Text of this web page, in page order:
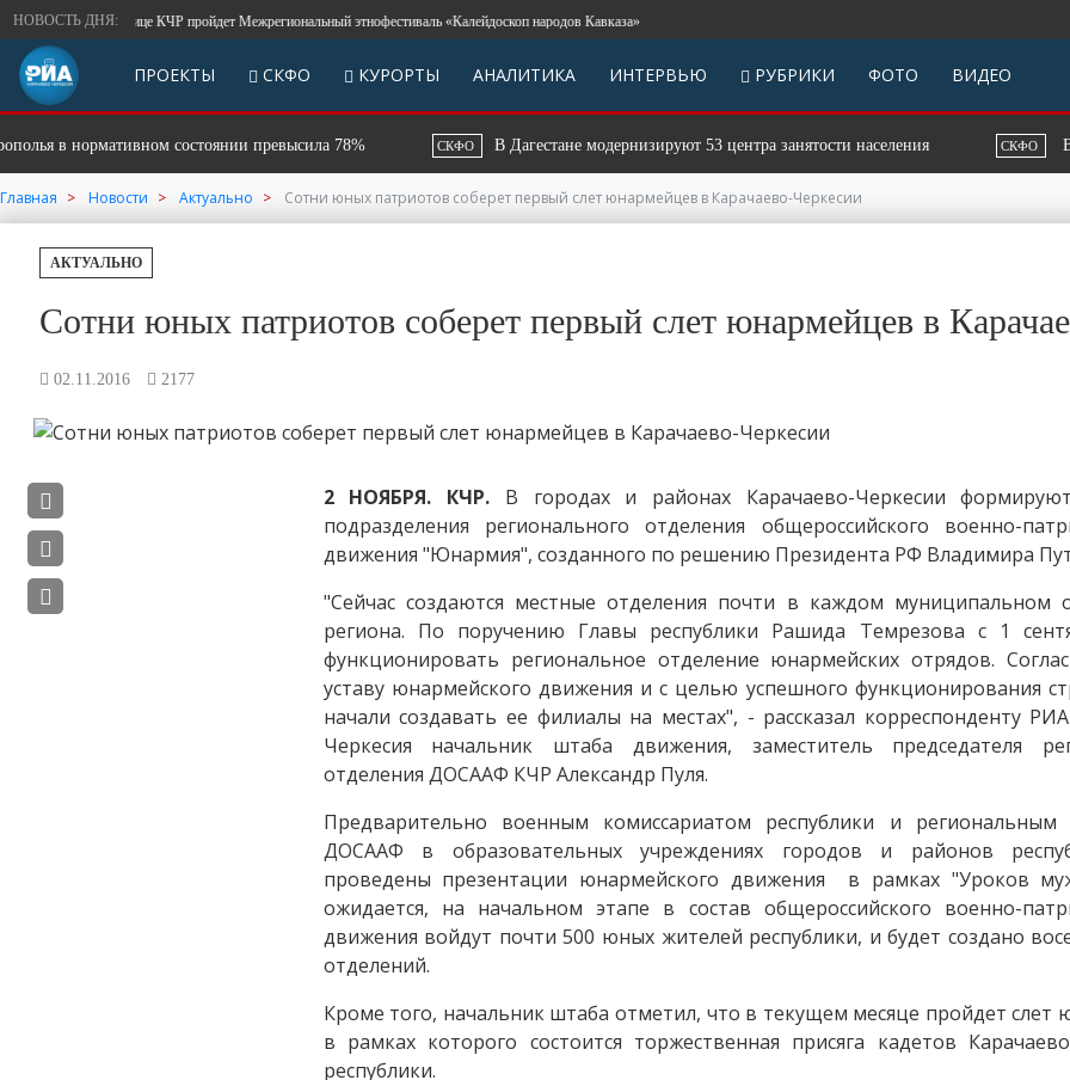
НОВОСТЬ ДНЯ:
В столице КЧР пройдет Межрегиональный этнофестиваль «Калейдоскоп народов Кавказа»
ПРОЕКТЫ СКФО КУРОРТЫ АНАЛИТИКА ИНТЕРВЬЮ РУБРИКИ ФОТО ВИДЕО
нормативном состоянии превысила 78% В Дагестане модернизируют 53 центра занятости населения В Чечне
Главная Новости Актуально Сотни юных патриотов соберет первый слет юнармейцев в Карачаево-Черкесии
АКТУАЛЬНО
Сотни юных патриотов соберет первый слет юнармейцев в
02.11.2016 2177
2 НОЯБРЯ. КЧР. В городах и районах Карачаево-Черкесии
подразделения регионального отделения общероссийского военно-
движения "Юнармия", созданного по решению Президента РФ Владимира
"Сейчас создаются местные отделения почти в каждом муниципальном
региона. По поручению Главы республики Рашида Темрезова с 1
функционировать региональное отделение юнармейских отрядов.
уставу юнармейского движения и с целью успешного функционирования
начали создавать ее филиалы на местах", - рассказал корреспонденту
Черкесия начальник штаба движения, заместитель председателя
отделения ДОСААФ КЧР Александр Пуля.
Предварительно военным комиссариатом республики и региональным
ДОСААФ в образовательных учреждениях городов и районов
проведены презентации юнармейского движения в рамках "Уроков
ожидается, на начальном этапе в состав общероссийского военно-
движения войдут почти 500 юных жителей республики, и будет создано
отделений.
Кроме того, начальник штаба отметил, что в текущем месяце пройдет слет
в рамках которого состоится торжественная присяга кадетов
республики.